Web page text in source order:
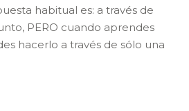
habitual es: a través de
PERO cuando aprendes
hacerlo a través de sólo una